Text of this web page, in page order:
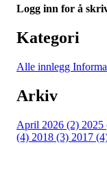
Logg inn for å
Kategori
Alle innlegg
Arkiv
April 2026 (2) 2025
(4) 2018 (3) 2017